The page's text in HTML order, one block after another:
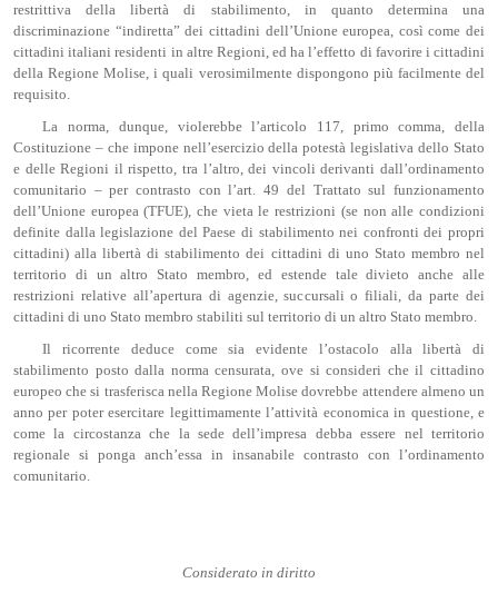
restrittiva della libertà di stabilimento, in quanto determina una
discriminazione “indiretta” dei cittadini dell’Unione europea, così come dei
cittadini italiani residenti in altre Regioni, ed ha l’effetto di favorire i cittadini
della Regione Molise, i quali verosimilmente dispongono più facilmente del
requisito.
La norma, dunque, violerebbe l’articolo 117, primo comma, della
Costituzione – che impone nell’esercizio della potestà legislativa dello Stato
e delle Regioni il rispetto, tra l’altro, dei vincoli derivanti dall’ordinamento
comunitario – per contrasto con l’art. 49 del Trattato sul funzionamento
dell’Unione europea (TFUE), che vieta le restrizioni (se non alle condizioni
definite dalla legislazione del Paese di stabilimento nei confronti dei propri
cittadini) alla libertà di stabilimento dei cittadini di uno Stato membro nel
territorio di un altro Stato membro, ed estende tale divieto anche alle
restrizioni relative all’apertura di agenzie, succursali o filiali, da parte dei
cittadini di uno Stato membro stabiliti sul territorio di un altro Stato membro.
Il ricorrente deduce come sia evidente l’ostacolo alla libertà di
stabilimento posto dalla norma censurata, ove si consideri che il cittadino
europeo che si trasferisca nella Regione Molise dovrebbe attendere almeno un
anno per poter esercitare legittimamente l’attività economica in questione, e
come la circostanza che la sede dell’impresa debba essere nel territorio
regionale si ponga anch’essa in insanabile contrasto con l’ordinamento
comunitario.
Considerato in diritto